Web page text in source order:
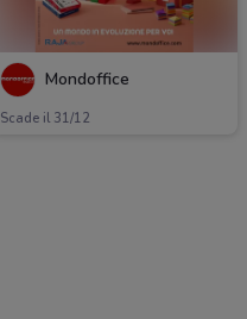
Mondoffice
Scade il 31/12